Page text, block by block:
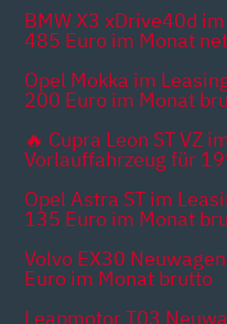
BMW X3 xDrive40d
485 Euro im Monat
Opel Mokka im
200 Euro im Monat
🔥 Cupra Leon ST VZ
Vorlauffahrzeug für
Opel Astra ST im
135 Euro im Monat
Volvo EX30
Euro im Monat brutto
Leapmotor T03